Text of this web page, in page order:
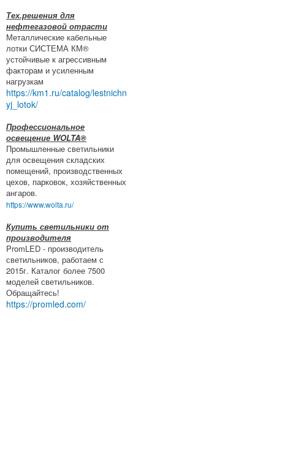
Тех.решения для
нефтегазовой отрасти
Металлические кабельные
лотки СИСТЕМА КМ®
устойчивые к агрессивным
факторам и усиленным
нагрузкам
https://km1.ru/catalog/lestnichn
yj_lotok/
Профессиональное
освещение WOLTA®
Промышленные светильники
для освещения складских
помещений, производственных
цехов, парковок, хозяйственных
ангаров.
https://www.wolta.ru/
Купить светильники от
производителя
PromLED - производитель
светильников, работаем с
2015г. Каталог более 7500
моделей светильников.
Обращайтесь!
https://promled.com/